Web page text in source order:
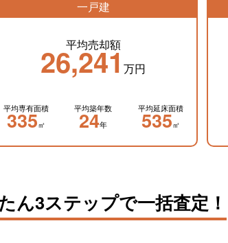
一戸建
平均売却額
26,241万円
平均専有面積
335㎡
平均築年数
24年
平均延床面積
535㎡
ん3ステップで一括査定！